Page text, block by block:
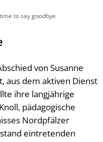
der Verwaltung
Satzungen
& Praktika
Bekanntmachungen
time to say goodbye
von Susanne
aus dem aktiven Dienst
ihre langjährige
pädagogische
Nordpfälzer
eintretenden